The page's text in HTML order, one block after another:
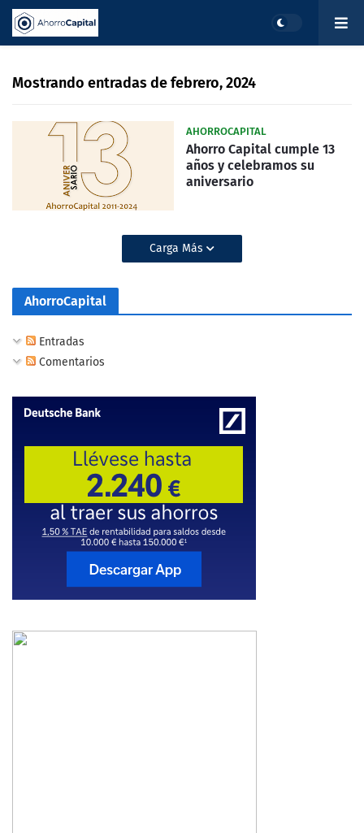
Mostrando entradas de febrero, 2024
AHORROCAPITAL
Ahorro Capital cumple 13
años y celebramos su
aniversario
Carga Más
AhorroCapital
Entradas
Comentarios